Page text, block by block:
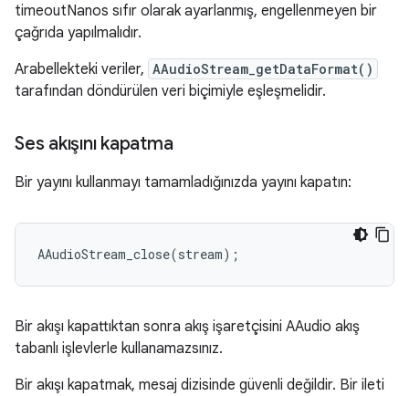
timeoutNanos sıfır olarak ayarlanmış, engellenmeyen bir
çağrıda yapılmalıdır.
Arabellekteki veriler, AAudioStream_getDataFormat()
tarafından döndürülen veri biçimiyle eşleşmelidir.
Ses akışını kapatma
Bir yayını kullanmayı tamamladığınızda yayını kapatın:
AAudioStream_close(stream);
Bir akışı kapattıktan sonra akış işaretçisini AAudio akış
tabanlı işlevlerle kullanamazsınız.
Bir akışı kapatmak, mesaj dizisinde güvenli değildir. Bir ileti